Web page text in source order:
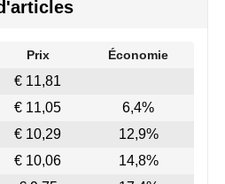
air
Prix Économie
€ 11,81
€ 11,05
6,4%
€ 10,29
12,9%
€ 10,06
14,8%